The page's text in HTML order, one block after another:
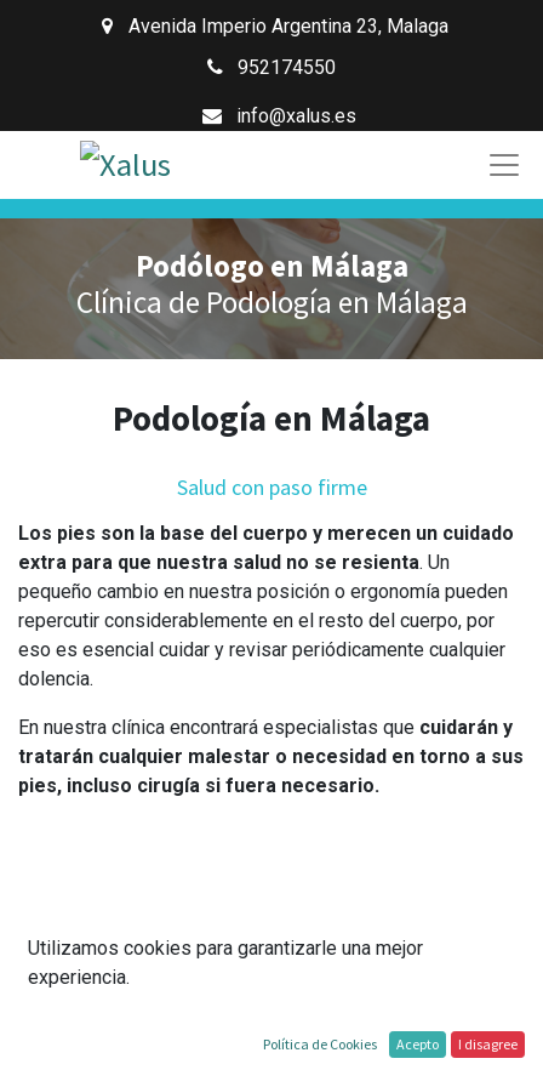
Avenida Imperio Argentina 23, Malaga
952174550
info@xalus.es
Podólogo en Málaga
Clínica de Podología en Málaga
Podología en Málaga
Salud con paso firme
Los pies son la base del cuerpo y merecen un cuidado
extra para que nuestra salud no se resienta. Un
pequeño cambio en nuestra posición o ergonomía pueden
repercutir considerablemente en el resto del cuerpo, por
eso es esencial cuidar y revisar periódicamente cualquier
dolencia.
En nuestra clínica encontrará especialistas que cuidarán y
tratarán cualquier malestar o necesidad en torno a sus
pies, incluso cirugía si fuera necesario.
Podología preventiva
En laClínica Xalus
estilo de vida saludable y activo. La podología preventiva
Utilizamos cookies para garantizarle una mejor
experiencia.
Política de Cookies Acepto I disagree